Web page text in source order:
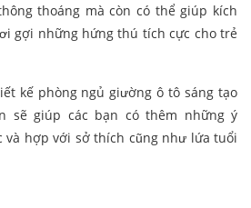
thoáng mà còn có thể giúp kích
gợi những hứng thú tích cực cho trẻ
kế phòng ngủ giường ô tô sáng tạo
sẽ giúp các bạn có thêm những ý
và hợp với sở thích cũng như lứa tuổi